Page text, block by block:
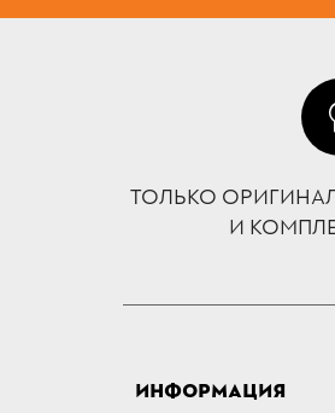
ТОЛЬКО
И
ИНФОРМАЦИЯ